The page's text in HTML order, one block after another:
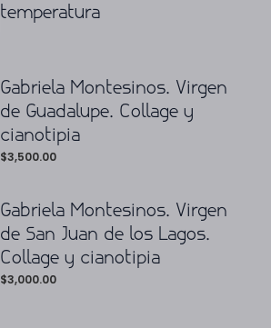
temperatura
Gabriela Montesinos. Virgen
de Guadalupe. Collage y
cianotipia
$3,500.00
Gabriela Montesinos. Virgen
de San Juan de los Lagos.
Collage y cianotipia
$3,000.00